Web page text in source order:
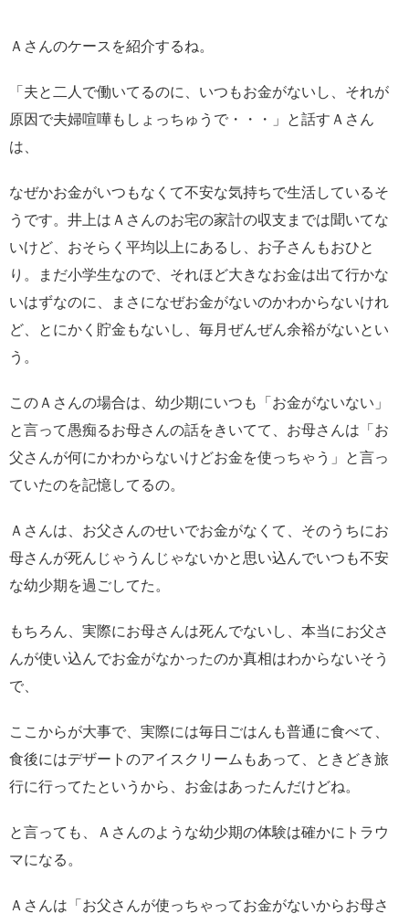
Ａさんのケースを紹介するね。
「夫と二人で働いてるのに、いつもお金がないし、それが
原因で夫婦喧嘩もしょっちゅうで・・・」と話すＡさん
は、
なぜかお金がいつもなくて不安な気持ちで生活しているそ
うです。井上はＡさんのお宅の家計の収支までは聞いてな
いけど、おそらく平均以上にあるし、お子さんもおひと
り。まだ小学生なので、それほど大きなお金は出て行かな
いはずなのに、まさになぜお金がないのかわからないけれ
ど、とにかく貯金もないし、毎月ぜんぜん余裕がないとい
う。
このＡさんの場合は、幼少期にいつも「お金がないない」
と言って愚痴るお母さんの話をきいてて、お母さんは「お
父さんが何にかわからないけどお金を使っちゃう」と言っ
ていたのを記憶してるの。
Ａさんは、お父さんのせいでお金がなくて、そのうちにお
母さんが死んじゃうんじゃないかと思い込んでいつも不安
な幼少期を過ごしてた。
もちろん、実際にお母さんは死んでないし、本当にお父さ
んが使い込んでお金がなかったのか真相はわからないそう
で、
ここからが大事で、実際には毎日ごはんも普通に食べて、
食後にはデザートのアイスクリームもあって、ときどき旅
行に行ってたというから、お金はあったんだけどね。
と言っても、Ａさんのような幼少期の体験は確かにトラウ
マになる。
Ａさんは「お父さんが使っちゃってお金がないからお母さ